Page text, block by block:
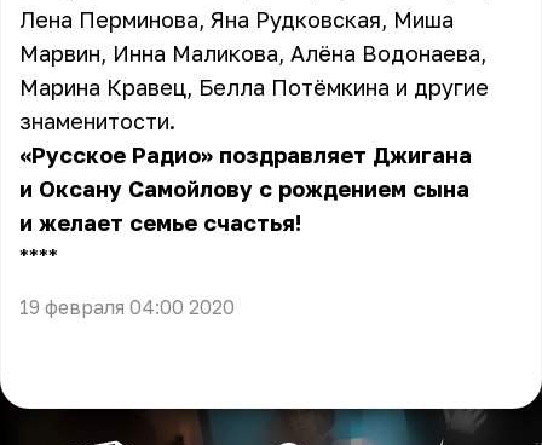
Лена Перминова, Яна Рудковская, Миша
Марвин, Инна Маликова, Алёна Водонаева,
Марина Кравец, Белла Потёмкина и другие
знаменитости.
«Русское Радио» поздравляет Джигана
и Оксану Самойлову с рождением сына
и желает семье счастья!
** **
19 февраля 04:00 2020